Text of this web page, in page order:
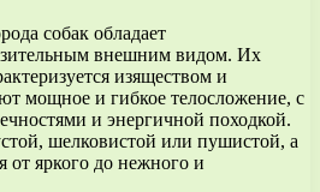
собак обладает
внешним видом. Их
изяществом и
мощное и гибкое телосложение, с
и энергичной походкой.
шелковистой или пушистой, а
от яркого до нежного и